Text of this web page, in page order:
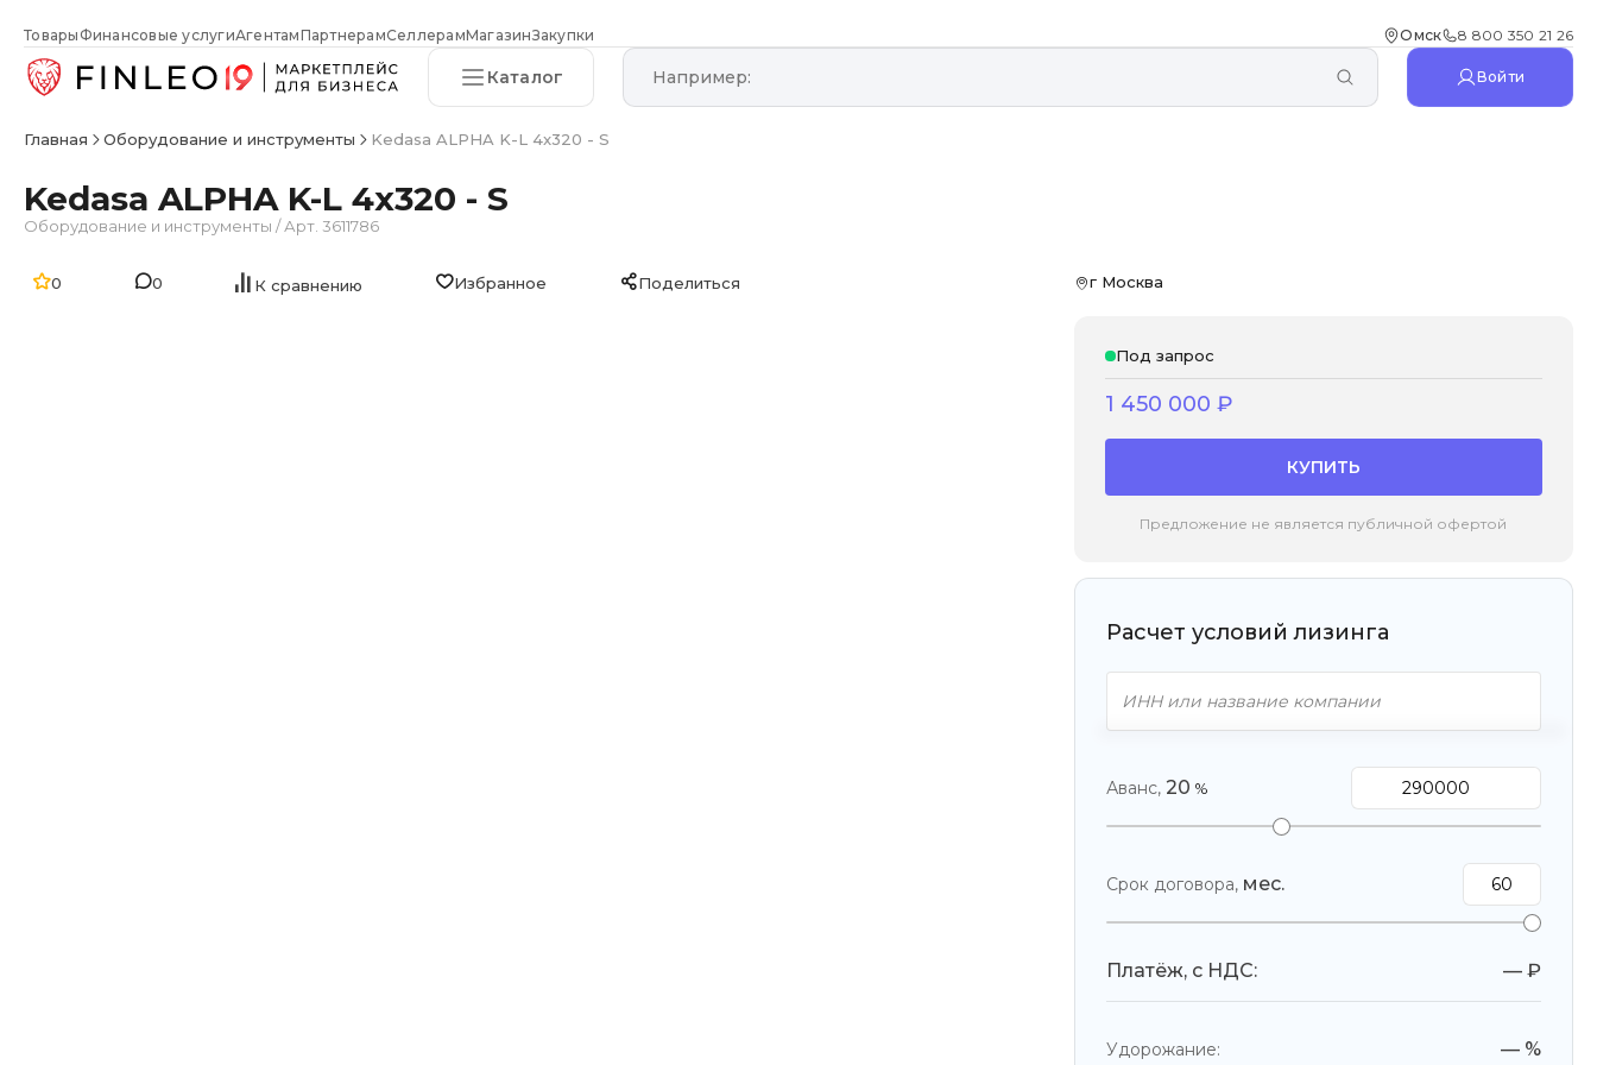
Товары Финансовые услугиАгентамПартнерамСеллерамМагазинЗакупки Омск 8 800 350 21 26
Каталог Войти
Главная Оборудование и инструменты Kedasa ALPHA K-L 4x320 - S
Kedasa ALPHA K-L 4x320 - S
Оборудование и инструменты /Арт. 3611786
0 0 К сравнению Избранное Поделиться г Москва
Под запрос
1 450 000 ₽
КУПИТЬ
Предложение не является публичной офертой
Расчет условий лизинга
Аванс, 20 %
Срок договора, мес.
Платёж, с НДС: — ₽
Удорожание: — %